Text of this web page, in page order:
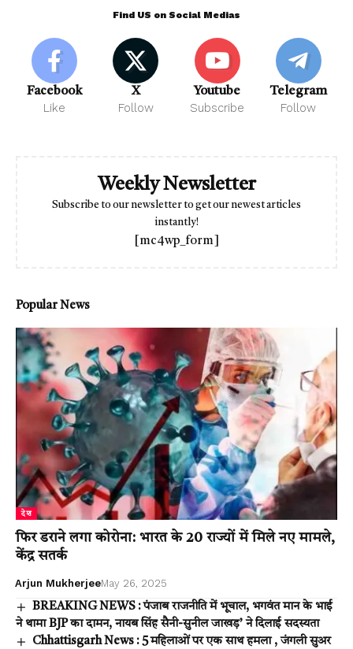
Find US on Social Medias
Facebook
Like
X
Follow
Youtube
Subscribe
Telegram
Follow
Weekly Newsletter
Subscribe to our newsletter to get our newest articles
instantly!
[mc4wp_form]
Popular News
देश
फिर डराने लगा कोरोना: भारत के 20 राज्यों में मिले नए मामले,
केंद्र सतर्क
Arjun MukherjeeMay 26, 2025
BREAKING NEWS : पंजाब राजनीति में भूचाल, भगवंत मान के भाई
ने थामा BJP का दामन, नायब सिंह सैनी-सुनील जाखड़’ ने दिलाई सदस्यता
Chhattisgarh News : 5 महिलाओं पर एक साथ हमला , जंगली सुअर